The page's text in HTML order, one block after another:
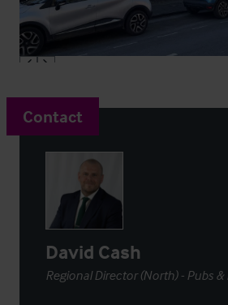
Contact
David Cash
Regional Director (North) - Pubs